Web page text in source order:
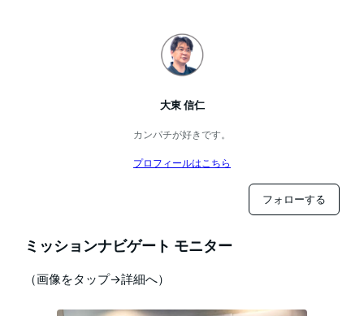
大東 信仁
カンパチが好きです。
プロフィールはこちら
フォローする
ミッションナビゲート モニター
（画像をタップ→詳細へ）